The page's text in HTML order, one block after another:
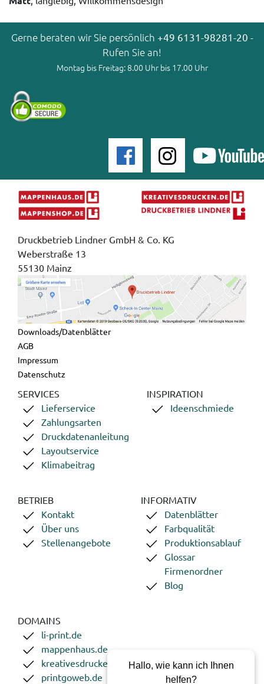
Gerne beraten wir Sie persönlich +49 6131-98281-20 -
Rufen Sie an!
Montag bis Freitag: 8.00 Uhr bis 17.00 Uhr
Druckbetrieb Lindner GmbH & Co. KG
Weberstraße 13
55130 Mainz
Downloads/Datenblätter
AGB
Impressum
Datenschutz
SERVICES
Lieferservice
Zahlungsarten
Druckdatenanleitung
Layoutservice
Klimabeitrag
INSPIRATION
Ideenschmiede
BETRIEB
Kontakt
Über uns
Stellenangebote
INFORMATIV
Datenblätter
Farbqualität
Produktionsablauf
Glossar
Firmenordner
Blog
DOMAINS
li-print.de
mappenhaus.de
kreativesdrucken.de
printgoweb.de
Hallo, wie kann ich Ihnen
helfen?